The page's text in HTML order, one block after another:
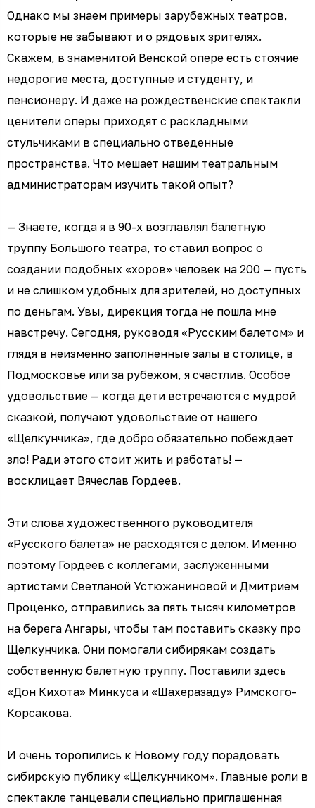
Однако мы знаем примеры зарубежных театров,
которые не забывают и о рядовых зрителях.
Скажем, в знаменитой Венской опере есть стоячие
недорогие места, доступные и студенту, и
пенсионеру. И даже на рождественские спектакли
ценители оперы приходят с раскладными
стульчиками в специально отведенные
пространства. Что мешает нашим театральным
администраторам изучить такой опыт?
— Знаете, когда я в 90-х возглавлял балетную
труппу Большого театра, то ставил вопрос о
создании подобных «хоров» человек на 200 — пусть
и не слишком удобных для зрителей, но доступных
по деньгам. Увы, дирекция тогда не пошла мне
навстречу. Сегодня, руководя «Русским балетом» и
глядя в неизменно заполненные залы в столице, в
Подмосковье или за рубежом, я счастлив. Особое
удовольствие — когда дети встречаются с мудрой
сказкой, получают удовольствие от нашего
«Щелкунчика», где добро обязательно побеждает
зло! Ради этого стоит жить и работать! —
восклицает Вячеслав Гордеев.
Эти слова художественного руководителя
«Русского балета» не расходятся с делом. Именно
поэтому Гордеев с коллегами, заслуженными
артистами Светланой Устюжаниновой и Дмитрием
Проценко, отправились за пять тысяч километров
на берега Ангары, чтобы там поставить сказку про
Щелкунчика. Они помогали сибирякам создать
собственную балетную труппу. Поставили здесь
«Дон Кихота» Минкуса и «Шахеразаду» Римского-
Корсакова.
И очень торопились к Новому году порадовать
сибирскую публику «Щелкунчиком». Главные роли в
спектакле танцевали специально приглашенная